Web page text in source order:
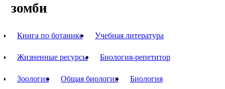
зомби
Книга по ботанике Учебная литература
Жизненные ресурсы Биология-репетитор
Зоология Общая биология Биология